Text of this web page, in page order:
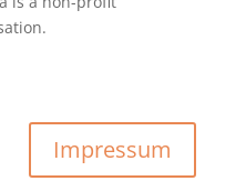
Impressum